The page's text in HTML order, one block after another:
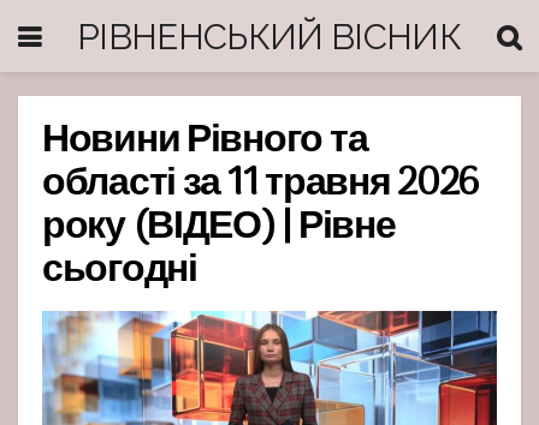
РІВНЕНСЬКИЙ ВІСНИК
Новини Рівного та
області за 11 травня 2026
року (ВІДЕО) | Рівне
сьогодні